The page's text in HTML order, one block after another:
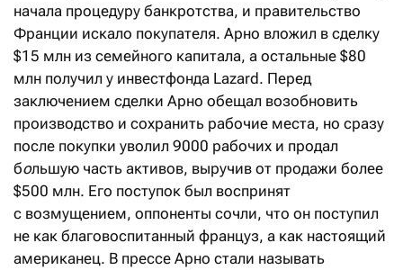
начала процедуру банкротства, и правительство
Франции искало покупателя. Арно вложил в сделку
$15 млн из семейного капитала, а остальные $80
млн получил у инвестфонда Lazard. Перед
заключением сделки Арно обещал возобновить
производство и сохранить рабочие места, но сразу
после покупки уволил 9000 рабочих и продал
большую часть активов, выручив от продажи более
$500 млн. Его поступок был воспринят
с возмущением, оппоненты сочли, что он поступил
не как благовоспитанный француз, а как настоящий
американец. В прессе Арно стали называть